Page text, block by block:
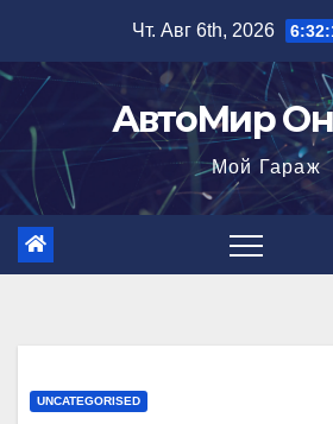
содержимому
Чт. Авг 6th, 2026
АвтоМир
Мой Гараж
UNCATEGORISED